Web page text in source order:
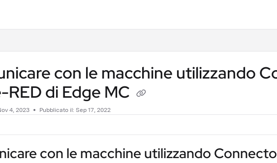
con le macchine utilizzando
RED di Edge MC
4, 2023 Pubblicato il: Sep 17, 2022
con le macchine utilizzando